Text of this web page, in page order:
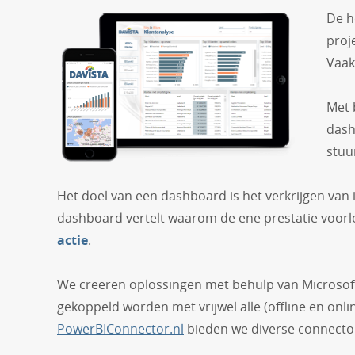
De
Met
Het doel van een dashboard is het verkrijgen
dashboard vertelt waarom de ene prestatie
actie.
We creëren oplossingen met behulp van
gekoppeld worden met vrijwel alle (offline en
PowerBIConnector.nl bieden we diverse